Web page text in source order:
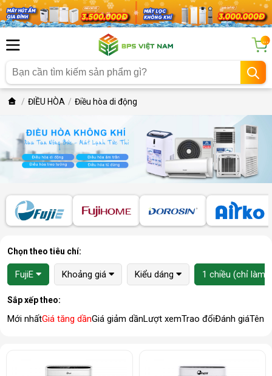
...
ĐIỀU HÒA Điều hòa di động
Chọn theo tiêu chí:
FujiE Khoảng giá Kiểu dáng 1 chiều (chỉ làm
Sắp xếp theo:
Mới nhấtGiá tăng dầnGiá giảm dầnLượt xemTrao đổiĐánh giáTên